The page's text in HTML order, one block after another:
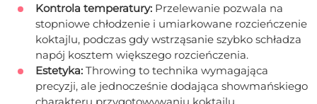
Kontrola temperatury: Przelewanie pozwala na
stopniowe chłodzenie i umiarkowane rozcieńczenie
koktajlu, podczas gdy wstrząsanie szybko schładza
napój kosztem większego rozcieńczenia.
Estetyka: Throwing to technika wymagająca
precyzji, ale jednocześnie dodająca showmańskiego